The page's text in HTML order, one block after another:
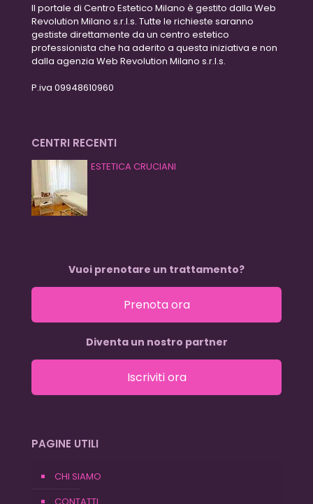
Il portale di Centro Estetico Milano è gestito dalla Web
Revolution Milano s.r.l.s. Tutte le richieste saranno
gestiste direttamente da un centro estetico
professionista che ha aderito a questa iniziativa e non
dalla agenzia Web Revolution Milano s.r.l.s.
P.iva 09948610960
CENTRI RECENTI
ESTETICA CRUCIANI
Vuoi prenotare un trattamento?
Prenota ora
Diventa un nostro partner
Iscriviti ora
PAGINE UTILI
CHI SIAMO